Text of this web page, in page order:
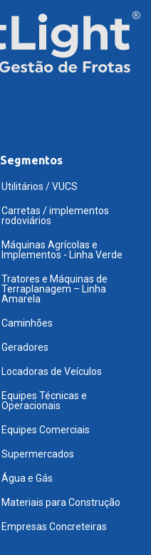
Segmentos
Utilitários / VUCS
Carretas / implementos
rodoviários
Máquinas Agrícolas e
Implementos - Linha Verde
Tratores e Máquinas de
Terraplanagem – Linha
Amarela
Caminhões
Geradores
Locadoras de Veículos
Equipes Técnicas e
Operacionais
Equipes Comerciais
Supermercados
Água e Gás
Materiais para Construção
Empresas Concreteiras